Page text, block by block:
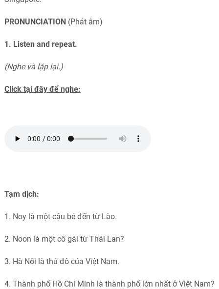
PRONUNCIATION (Phát âm)
1. Listen and repeat.
(Nghe và lặp lại.)
Click tại đây để nghe:
Tạm dịch:
1. Noy là một cậu bé đến từ Lào.
2. Noon là một cô gái từ Thái Lan?
3. Hà Nội là thủ đô của Việt Nam.
4. Thành phố Hồ Chí Minh là thành phố lớn nhất ở Việt Nam?